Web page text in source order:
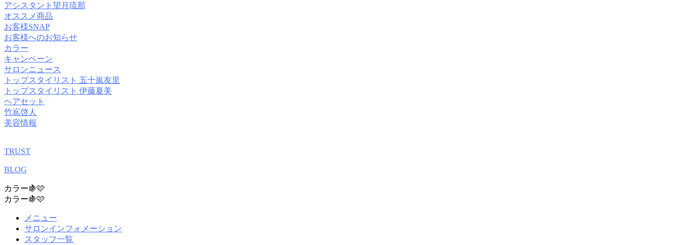
アシスタント望月琉那
オススメ商品
お客様SNAP
お客様へのお知らせ
カラー
キャンペーン
サロンニュース
トップスタイリスト 五十嵐友里
トップスタイリスト 伊藤夏美
ヘアセット
竹嶌啓人
美容情報
TRUST
BLOG
カラー🍇🩷
カラー🍇🩷
メニュー
サロンインフォメーション
スタッフ一覧